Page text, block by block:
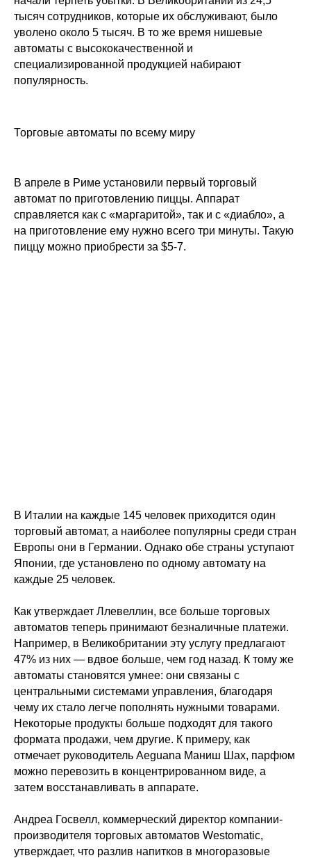
тысяч сотрудников, которые их обслуживают, было
уволено около 5 тысяч. В то же время нишевые
автоматы с высококачественной и
специализированной продукцией набирают
популярность.
Торговые автоматы по всему миру
В апреле в Риме установили первый торговый
автомат по приготовлению пиццы. Аппарат
справляется как с «маргаритой», так и с «диабло», а
на приготовление ему нужно всего три минуты. Такую
пиццу можно приобрести за $5-7.
В Италии на каждые 145 человек приходится один
торговый автомат, а наиболее популярны среди стран
Европы они в Германии. Однако обе страны уступают
Японии, где установлено по одному автомату на
каждые 25 человек.
Как утверждает Ллевеллин, все больше торговых
автоматов теперь принимают безналичные платежи.
Например, в Великобритании эту услугу предлагают
47% из них — вдвое больше, чем год назад. К тому же
автоматы становятся умнее: они связаны с
центральными системами управления, благодаря
чему их стало легче пополнять нужными товарами.
Некоторые продукты больше подходят для такого
формата продажи, чем другие. К примеру, как
отмечает руководитель Aeguana Маниш Шах, парфюм
можно перевозить в концентрированном виде, а
затем восстанавливать в аппарате.
Андреа Госвелл, коммерческий директор компании-
производителя торговых автоматов Westomatic,
утверждает, что разлив напитков в многоразовые